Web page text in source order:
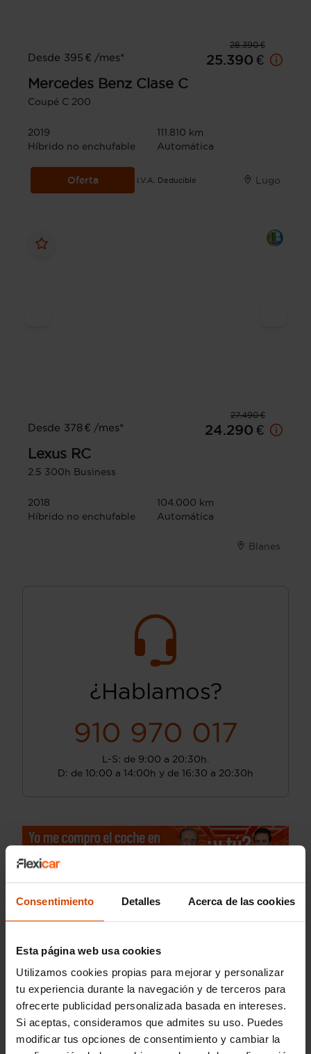
Consentimiento Detalles Acerca de las cookies
Esta página web usa cookies
Utilizamos cookies propias para mejorar y personalizar
tu experiencia durante la navegación y de terceros para
ofrecerte publicidad personalizada basada en intereses.
Si aceptas, consideramos que admites su uso. Puedes
modificar tus opciones de consentimiento y cambiar la
28.390 €
Desde 395 € /mes*
25.390 €
Mercedes Benz Clase C
Coupé C 200
2019
111.810 km
Híbrido no enchufable
Automática
Oferta I.V.A. Deducible Lugo
27.490 €
Desde 378 € /mes*
24.290 €
Lexus RC
2.5 300h Business
2018
104.000 km
Híbrido no enchufable
Automática
Blanes
¿Hablamos?
910 970 017
L-S: de 9:00 a 20:30h.
D: de 10:00 a 14:00h y de 16:30 a 20:30h